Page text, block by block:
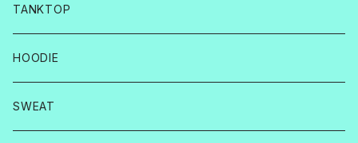
TANKTOP
HOODIE
SWEAT